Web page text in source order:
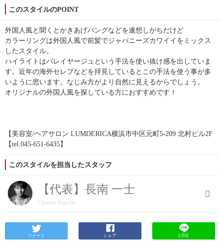
このスタイルのPOINT
外国人風と聞くとかきあげバングなどを連想しがちだけど
カラーリングは外国人風で前髪でジャパニーズカワイイをミックス
したスタイル。
ハイライトはバレイヤージュという手法を使い抜け感を出していま
す。近年の海外セレブなどを拝見しているとこの手法を使う事が多
いように思います。なじみ方がより自然に見えるからでしょう。
オリジナルの外国人風を探している方におすすめです！
【美容室/ヘアサロン LUMDERICA横浜市中区元町5-209 北村ビル2F
【tel.045-651-6435】
このスタイルを担当したスタッフ
【代表】長南 一士
Chonan Hitoshi
ツイート シェア LINE